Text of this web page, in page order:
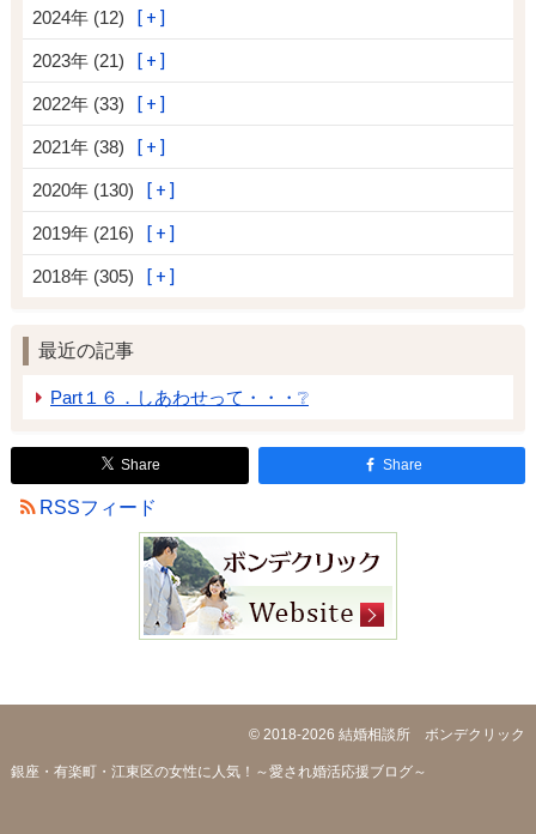
2024年 (12)
2023年 (21)
2022年 (33)
2021年 (38)
2020年 (130)
2019年 (216)
2018年 (305)
最近の記事
Part１６．しあわせって・・・❔
Share Share
RSSフィード
© 2018-2026 結婚相談所 ボンデクリック
銀座・有楽町・江東区の女性に人気！～愛され婚活応援ブログ～